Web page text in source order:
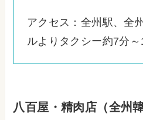
アクセス：全州駅、全
ルよりタクシー約7分～
八百屋・精肉店（全州